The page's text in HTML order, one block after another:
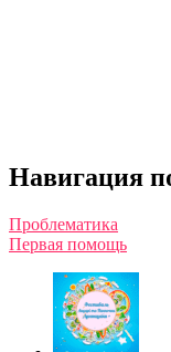
Навигация
Проблематика
Первая помощь